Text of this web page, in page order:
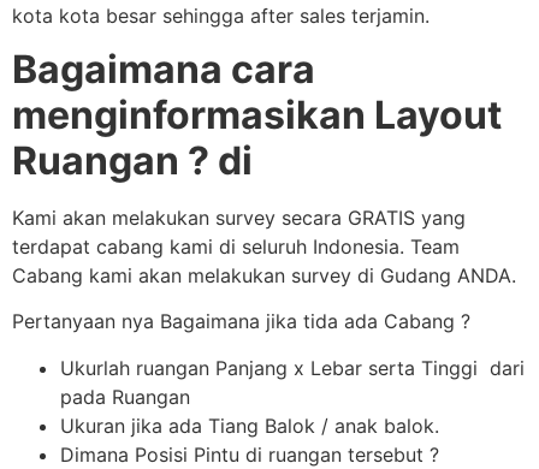
kota kota besar sehingga after sales terjamin.
Bagaimana cara
menginformasikan Layout
Ruangan ? di
Kami akan melakukan survey secara GRATIS yang
terdapat cabang kami di seluruh Indonesia. Team
Cabang kami akan melakukan survey di Gudang ANDA.
Pertanyaan nya Bagaimana jika tida ada Cabang ?
Ukurlah ruangan Panjang x Lebar serta Tinggi dari
pada Ruangan
Ukuran jika ada Tiang Balok / anak balok.
Dimana Posisi Pintu di ruangan tersebut ?